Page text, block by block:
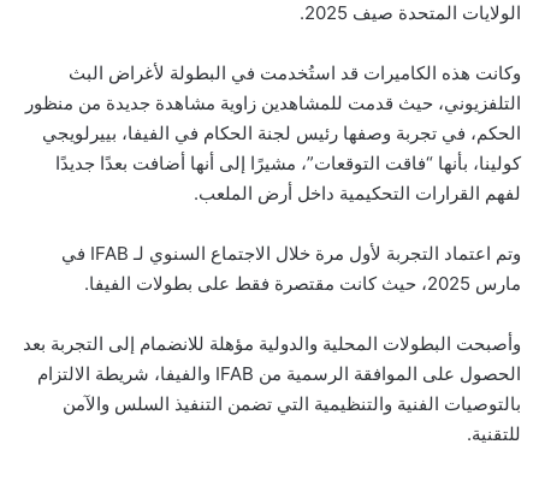
الولايات المتحدة صيف 2025.
وكانت هذه الكاميرات قد استُخدمت في البطولة لأغراض البث
التلفزيوني، حيث قدمت للمشاهدين زاوية مشاهدة جديدة من منظور
الحكم، في تجربة وصفها رئيس لجنة الحكام في الفيفا، بييرلويجي
كولينا، بأنها “فاقت التوقعات”، مشيرًا إلى أنها أضافت بعدًا جديدًا
لفهم القرارات التحكيمية داخل أرض الملعب.
وتم اعتماد التجربة لأول مرة خلال الاجتماع السنوي لـ IFAB في
مارس 2025، حيث كانت مقتصرة فقط على بطولات الفيفا.
وأصبحت البطولات المحلية والدولية مؤهلة للانضمام إلى التجربة بعد
الحصول على الموافقة الرسمية من IFAB والفيفا، شريطة الالتزام
بالتوصيات الفنية والتنظيمية التي تضمن التنفيذ السلس والآمن
للتقنية.